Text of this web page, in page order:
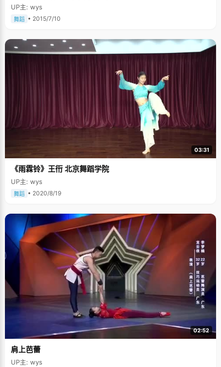
UP主: wys
舞蹈 • 2015/7/10
03:31
《雨霖铃》王衎 北京舞蹈学院
UP主: wys
舞蹈 • 2020/8/19
02:52
肩上芭蕾
UP主: wys